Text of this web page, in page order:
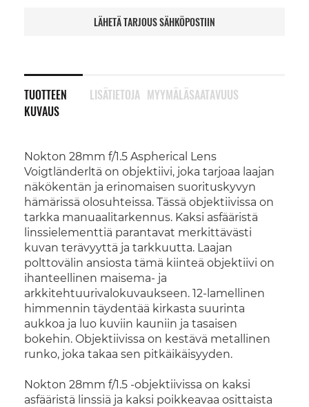
LÄHETÄ TARJOUS SÄHKÖPOSTIIN
TUOTTEEN
KUVAUS
Nokton 28mm f/1.5 Aspherical Lens
Voigtländerltä on objektiivi, joka tarjoaa laajan
näkökentän ja erinomaisen suorituskyvyn
hämärissä olosuhteissa. Tässä objektiivissa on
tarkka manuaalitarkennus. Kaksi asfääristä
linssielementtiä parantavat merkittävästi
kuvan terävyyttä ja tarkkuutta. Laajan
polttovälin ansiosta tämä kiinteä objektiivi on
ihanteellinen maisema- ja
arkkitehtuurivalokuvaukseen. 12-lamellinen
himmennin täydentää kirkasta suurinta
aukkoa ja luo kuviin kauniin ja tasaisen
bokehin. Objektiivissa on kestävä metallinen
runko, joka takaa sen pitkäikäisyyden.
Nokton 28mm f/1.5 -objektiivissa on kaksi
asfääristä linssiä ja kaksi poikkeavaa osittaista
LISÄTIETOJA MYYMÄLÄSAATAVUUS